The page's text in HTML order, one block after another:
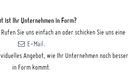
ist Ihr Unternehmen in Form?
Sie uns einfach an oder schicken Sie uns eine
E-Mail.
Angebot, wie Ihr Unternehmen noch besser
in Form kommt.